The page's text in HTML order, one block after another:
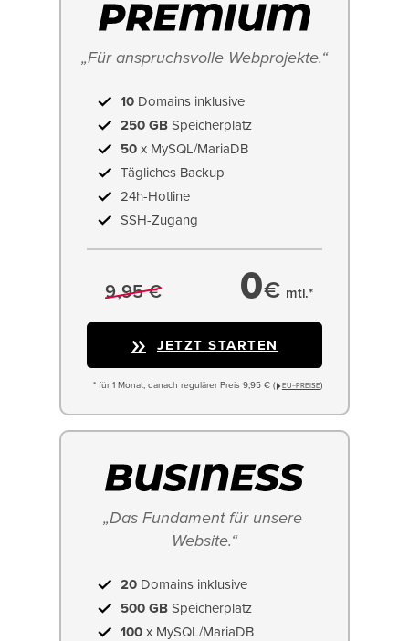
„Für anspruchsvolle Webprojekte.“
10 Domains inklusive
250 GB Speicherplatz
50 x MySQL/MariaDB
Tägliches Backup
24h-Hotline
SSH-Zugang
9,95 € 0€ mtl.*
JETZT STARTEN
* für 1 Monat, danach regulärer Preis 9,95 € ( EU−PREISE)
„Das Fundament für unsere
Website.“
20 Domains inklusive
500 GB Speicherplatz
100 x MySQL/MariaDB